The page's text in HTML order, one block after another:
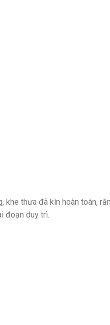
khe thưa đã kín hoàn toàn,
đoạn duy trì.